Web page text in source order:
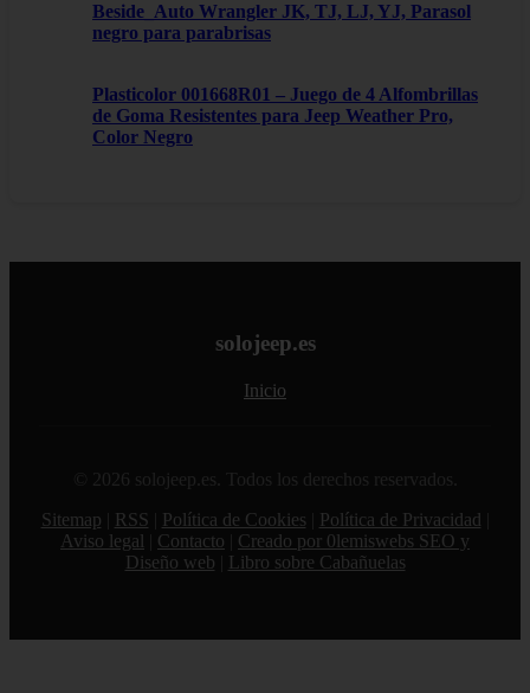
Beside_Auto Wrangler JK, TJ, LJ, YJ, Parasol
negro para parabrisas
Plasticolor 001668R01 – Juego de 4 Alfombrillas
de Goma Resistentes para Jeep Weather Pro,
Color Negro
solojeep.es
Inicio
© 2026 solojeep.es. Todos los derechos reservados.
Sitemap
RSS Política de Cookies Política de Privacidad
Aviso legal
Contacto
Creado por 0lemiswebs SEO y
Diseño web
Libro sobre Cabañuelas